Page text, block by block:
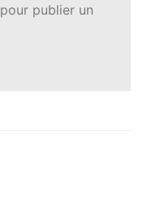
pour publier un